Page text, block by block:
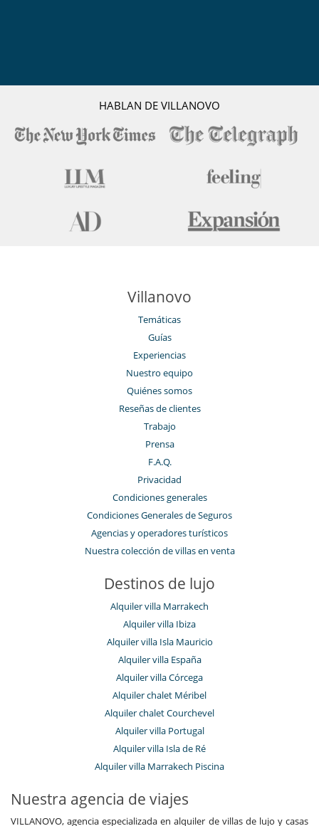
HABLAN DE VILLANOVO
Villanovo
Temáticas
Guías
Experiencias
Nuestro equipo
Quiénes somos
Reseñas de clientes
Trabajo
Prensa
F.A.Q.
Privacidad
Condiciones generales
Condiciones Generales de Seguros
Agencias y operadores turísticos
Nuestra colección de villas en venta
Destinos de lujo
Alquiler villa Marrakech
Alquiler villa Ibiza
Alquiler villa Isla Mauricio
Alquiler villa España
Alquiler villa Córcega
Alquiler chalet Méribel
Alquiler chalet Courchevel
Alquiler villa Portugal
Alquiler villa Isla de Ré
Alquiler villa Marrakech Piscina
Nuestra agencia de viajes
VILLANOVO, agencia especializada en alquiler de villas de lujo y casas